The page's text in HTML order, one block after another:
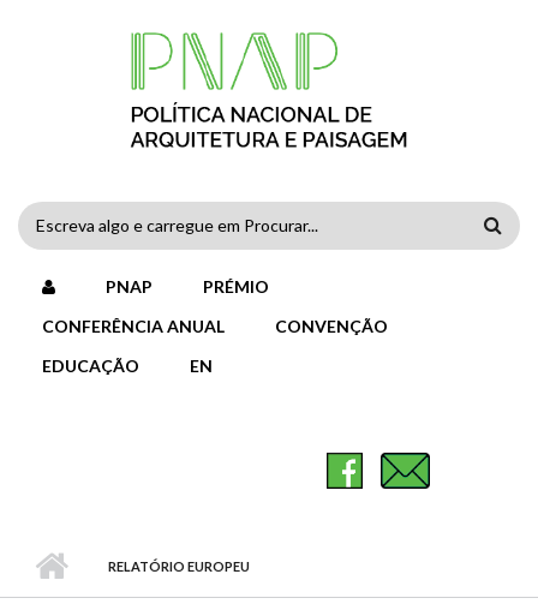
FORMULÁRIO
DE
PESQUISA
PNAP
PRÉMIO
CONFERÊNCIA ANUAL
CONVENÇÃO
EDUCAÇÃO
EN
RELATÓRIO EUROPEU